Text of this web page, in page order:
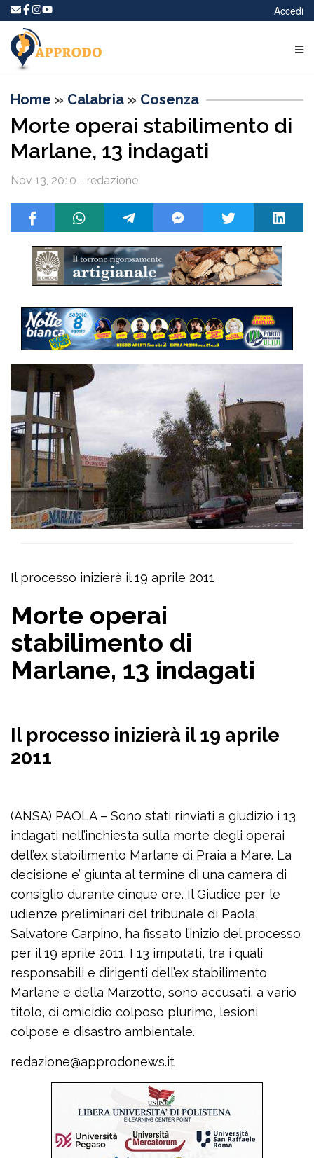
Accedi
Home » Calabria » Cosenza
Morte operai stabilimento di
Marlane, 13 indagati
Nov 13, 2010 - redazione
Il processo inizierà il 19 aprile 2011
Morte operai
stabilimento di
Marlane, 13 indagati
Il processo inizierà il 19 aprile
2011
(ANSA) PAOLA – Sono stati rinviati a giudizio i 13
indagati nell’inchiesta sulla morte degli operai
dell’ex stabilimento Marlane di Praia a Mare. La
decisione e’ giunta al termine di una camera di
consiglio durante cinque ore. Il Giudice per le
udienze preliminari del tribunale di Paola,
Salvatore Carpino, ha fissato l’inizio del processo
per il 19 aprile 2011. I 13 imputati, tra i quali
responsabili e dirigenti dell’ex stabilimento
Marlane e della Marzotto, sono accusati, a vario
titolo, di omicidio colposo plurimo, lesioni
colpose e disastro ambientale.
redazione@approdonews.it